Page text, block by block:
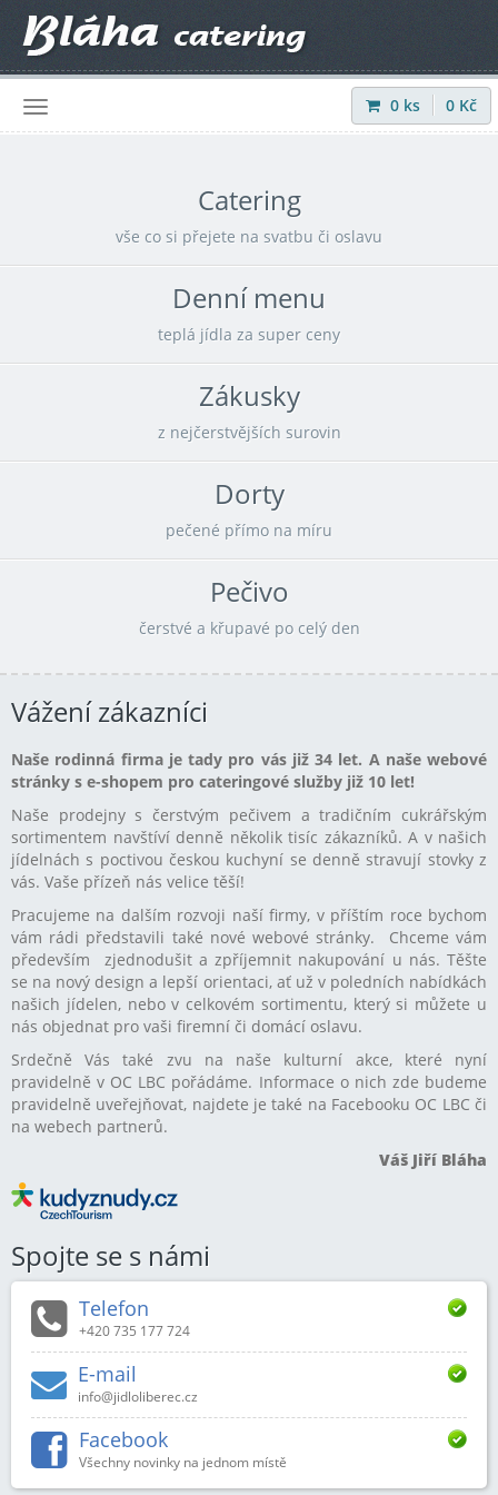
Přihlásit |Registrovat
0 ks 0 Kč
Catering
vše co si přejete na svatbu či oslavu
Denní menu
teplá jídla za super ceny
Zákusky
z nejčerstvějších surovin
Dorty
pečené přímo na míru
Pečivo
čerstvé a křupavé po celý den
Vážení zákazníci
Naše rodinná firma je tady pro vás již 34 let. A naše webové
stránky s e-shopem pro cateringové služby již 10 let!
Naše prodejny s čerstvým pečivem a tradičním cukrářským
sortimentem navštíví denně několik tisíc zákazníků. A v našich
jídelnách s poctivou českou kuchyní se denně stravují stovky z
vás. Vaše přízeň nás velice těší!
Pracujeme na dalším rozvoji naší firmy, v příštím roce bychom
vám rádi představili také nové webové stránky. Chceme vám
především zjednodušit a zpříjemnit nakupování u nás. Těšte
se na nový design a lepší orientaci, ať už v poledních nabídkách
našich jídelen, nebo v celkovém sortimentu, který si můžete u
nás objednat pro vaši firemní či domácí oslavu.
Srdečně Vás také zvu na naše kulturní akce, které nyní
pravidelně v OC LBC pořádáme. Informace o nich zde budeme
pravidelně uveřejňovat, najdete je také na Facebooku OC LBC či
na webech partnerů.
Váš Jiří Bláha
Spojte se s námi
Telefon
+420 735 177 724
E-mail
info@jidloliberec.cz
Facebook
Všechny novinky na jednom místě